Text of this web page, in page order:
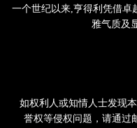
一个世纪以来,亨得利凭借卓
雅气质及
如权利人或知情人士发现
誉权等侵权问题，请通过